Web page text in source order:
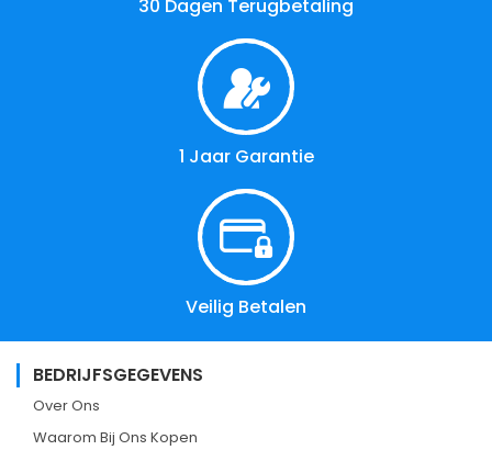
30 Dagen Terugbetaling
1 Jaar Garantie
Veilig Betalen
BEDRIJFSGEGEVENS
Over Ons
Waarom Bij Ons Kopen